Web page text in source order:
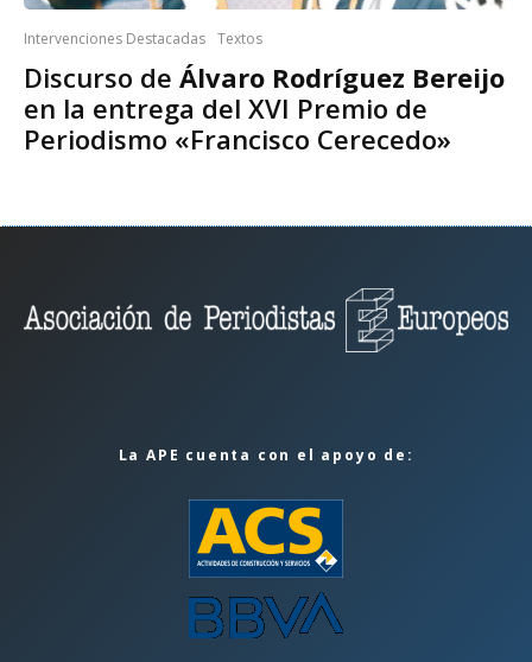
Intervenciones Destacadas Textos
Discurso de Álvaro Rodríguez Bereijo
en la entrega del XVI Premio de
Periodismo «Francisco Cerecedo»
La APE cuenta con el apoyo de: